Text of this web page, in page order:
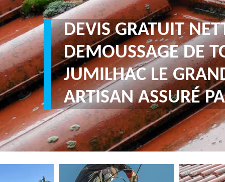
DEVIS GRATUIT
DEMOUSSAGE DE
JUMILHAC LE
ARTISAN ASSURÉ